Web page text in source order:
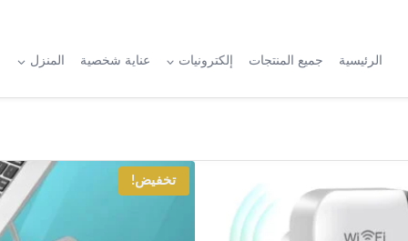
الرئيسية جميع المنتجات إلكترونيات عناية شخصية المنزل
تخفيض!